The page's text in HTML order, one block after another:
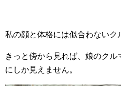
私の顔と体格には似合わないク
きっと傍から見れば、娘のクル
にしか見えません。